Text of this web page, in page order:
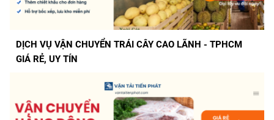
DỊCH VỤ VẬN CHUYỂN TRÁI CÂY CAO LÃNH - TPHCM
GIÁ RẺ, UY TÍN